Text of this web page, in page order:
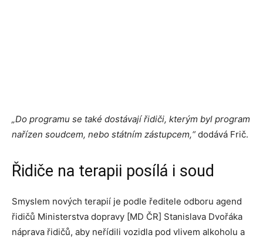
„Do programu se také dostávají řidiči, kterým byl program
nařízen soudcem, nebo státním zástupcem,“dodává Frič.
Řidiče na terapii posílá i soud
Smyslem nových terapií je podle ředitele odboru agend
řidičů Ministerstva dopravy [MD ČR] Stanislava Dvořáka
náprava řidičů, aby neřídili vozidla pod vlivem alkoholu a